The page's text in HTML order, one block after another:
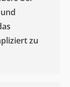
zu